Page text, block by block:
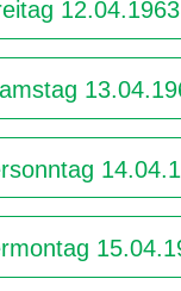
12.04.1963